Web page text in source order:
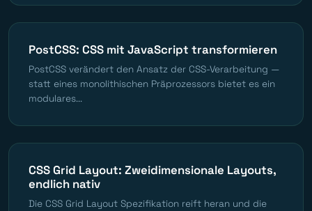
PostCSS: CSS mit JavaScript transformieren
PostCSS verändert den Ansatz der CSS-Verarbeitung —
statt eines monolithischen Präprozessors bietet es ein
modulares...
CSS Grid Layout: Zweidimensionale Layouts,
endlich nativ
Die CSS Grid Layout Spezifikation reift heran und die